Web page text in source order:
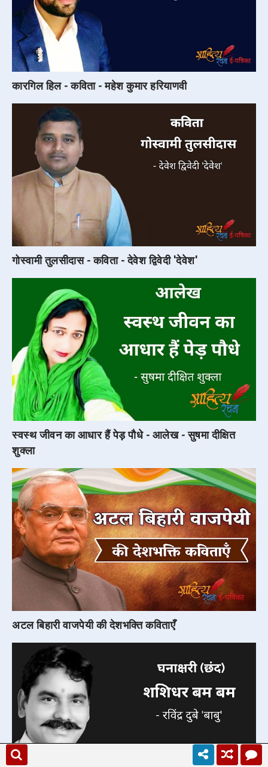
कारगिल हिल - कविता - महेश कुमार हरियाणवी
गोस्वामी तुलसीदास - कविता - देवेश द्विवेदी 'देवेश'
स्वस्थ जीवन का आधार हैं पेड़ पौधे - आलेख - सुषमा दीक्षित
शुक्ला
अटल बिहारी वाजपेयी की देशभक्ति कविताएँ